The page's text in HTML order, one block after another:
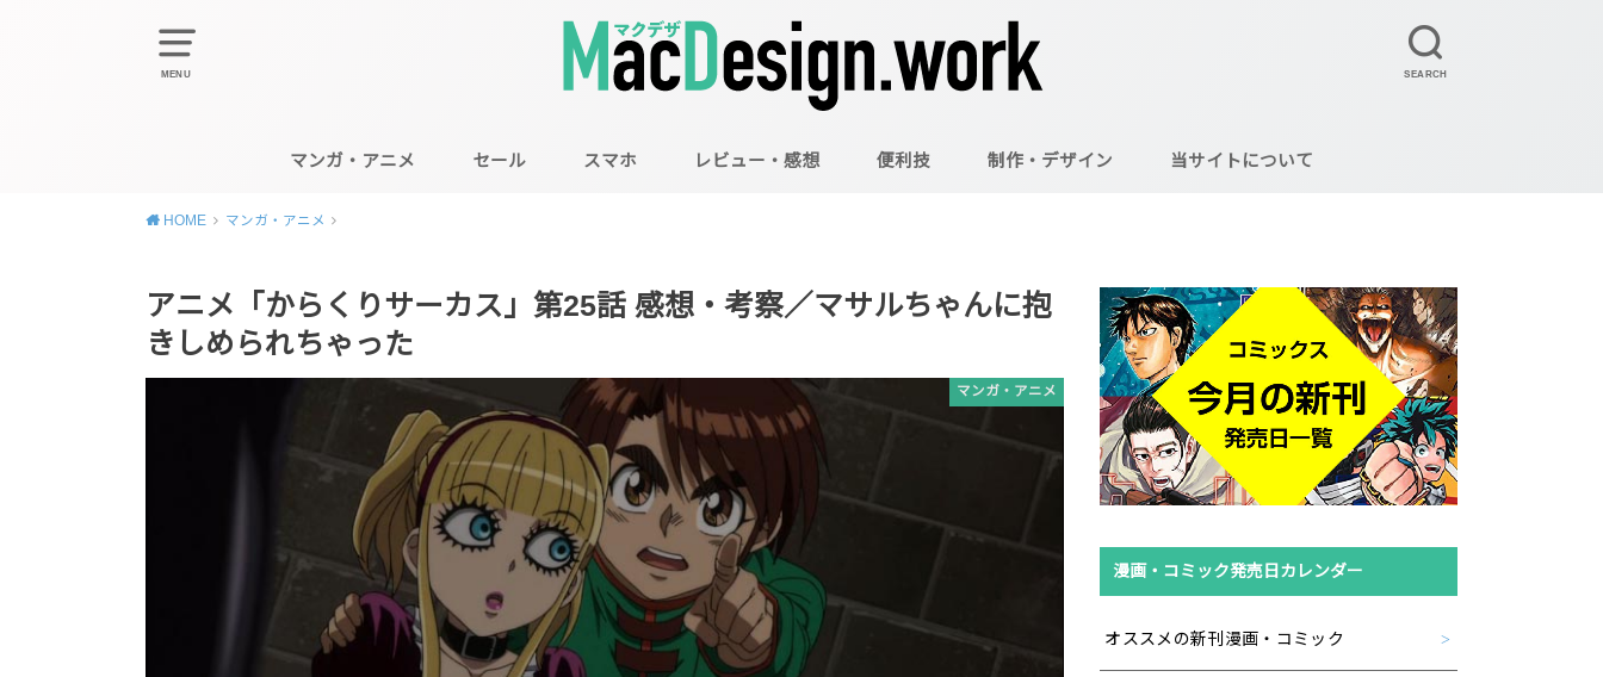
MENU SEARCH
マンガ・アニメ セール スマホ レビュー・感想 便利技 制作・デザイン 当サイトについて
HOME マンガ・アニメ
アニメ「からくりサーカス」第25話 感想・考察／マサルちゃんに抱
きしめられちゃった
マンガ・アニメ
漫画・コミック発売日カレンダー
オススメの新刊漫画・コミック